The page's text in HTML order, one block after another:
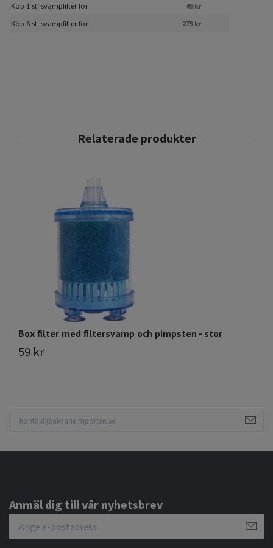
Köp 1 st. svampfilter för
49 kr
Köp 6 st. svampfilter för
275 kr
Box filter med filtersvamp och pimpsten - stor
59 kr
Anmäl dig till vår nyhetsbrev